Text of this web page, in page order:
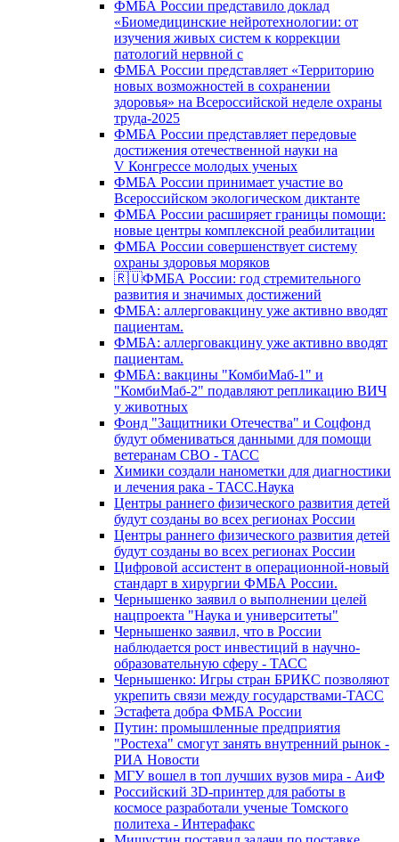
ФМБА России представило доклад
«Биомедицинские нейротехнологии: от
изучения живых систем к коррекции
патологий нервной с
ФМБА России представляет «Территорию
новых возможностей в сохранении
здоровья» на Всероссийской неделе охраны
труда-2025
ФМБА России представляет передовые
достижения отечественной науки на
V Конгрессе молодых ученых
ФМБА России принимает участие во
Всероссийском экологическом диктанте
ФМБА России расширяет границы помощи:
новые центры комплексной реабилитации
ФМБА России совершенствует систему
охраны здоровья моряков
🇷🇺ФМБА России: год стремительного
развития и значимых достижений
ФМБА: аллерговакцину уже активно вводят
пациентам.
ФМБА: аллерговакцину уже активно вводят
пациентам.
ФМБА: вакцины "КомбиМаб-1" и
"КомбиМаб-2" подавляют репликацию ВИЧ
у животных
Фонд "Защитники Отечества" и Соцфонд
будут обмениваться данными для помощи
ветеранам СВО - ТАСС
Химики создали нанометки для диагностики
и лечения рака - ТАСС.Наука
Центры раннего физического развития детей
будут созданы во всех регионах России
Центры раннего физического развития детей
будут созданы во всех регионах России
Цифровой ассистент в операционной-новый
стандарт в хирургии ФМБА России.
Чернышенко заявил о выполнении целей
нацпроекта "Наука и университеты"
Чернышенко заявил, что в России
наблюдается рост инвестиций в научно-
образовательную сферу - ТАСС
Чернышенко: Игры стран БРИКС позволяют
укрепить связи между государствами-ТАСС
Эстафета добра ФМБА России
Путин: промышленные предприятия
"Ростеха" смогут занять внутренний рынок -
РИА Новости
МГУ вошел в топ лучших вузов мира - АиФ
Российский 3D-принтер для работы в
космосе разработали ученые Томского
политеха - Интерафакс